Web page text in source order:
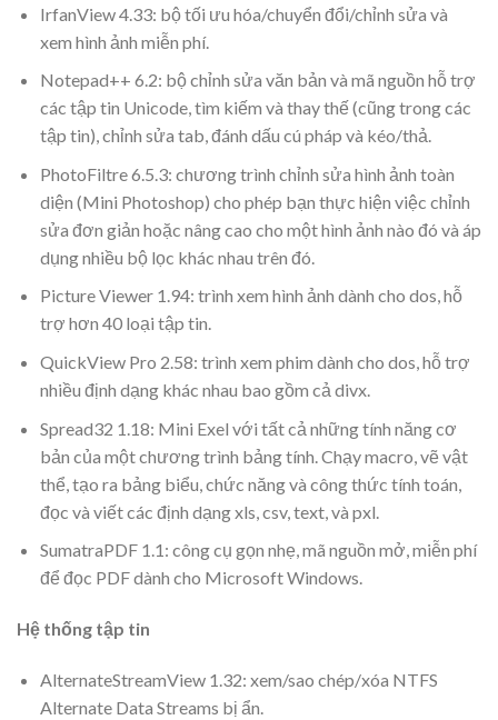
IrfanView 4.33: bộ tối ưu hóa/chuyển đổi/chỉnh sửa và
xem hình ảnh miễn phí.
Notepad++ 6.2: bộ chỉnh sửa văn bản và mã nguồn hỗ trợ
các tập tin Unicode, tìm kiếm và thay thế (cũng trong các
tập tin), chỉnh sửa tab, đánh dấu cú pháp và kéo/thả.
PhotoFiltre 6.5.3: chương trình chỉnh sửa hình ảnh toàn
diện (Mini Photoshop) cho phép bạn thực hiện việc chỉnh
sửa đơn giản hoặc nâng cao cho một hình ảnh nào đó và áp
dụng nhiều bộ lọc khác nhau trên đó.
Picture Viewer 1.94: trình xem hình ảnh dành cho dos, hỗ
trợ hơn 40 loại tập tin.
QuickView Pro 2.58: trình xem phim dành cho dos, hỗ trợ
nhiều định dạng khác nhau bao gồm cả divx.
Spread32 1.18: Mini Exel với tất cả những tính năng cơ
bản của một chương trình bảng tính. Chạy macro, vẽ vật
thể, tạo ra bảng biểu, chức năng và công thức tính toán,
đọc và viết các định dạng xls, csv, text, và pxl.
SumatraPDF 1.1: công cụ gọn nhẹ, mã nguồn mở, miễn phí
để đọc PDF dành cho Microsoft Windows.
Hệ thống tập tin
AlternateStreamView 1.32: xem/sao chép/xóa NTFS
Alternate Data Streams bị ẩn.